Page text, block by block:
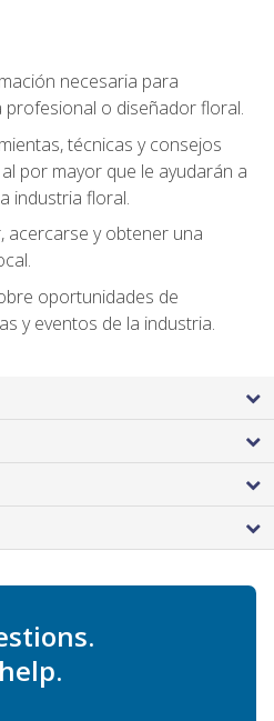
necesaria para
o diseñador floral.
técnicas y consejos
por mayor que le ayudarán a
industria floral.
acercarse y obtener una
oportunidades de
y eventos de la industria.